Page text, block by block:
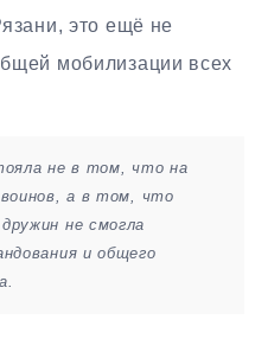
это ещё не
мобилизации всех
не в том, что на
а в том, что
не смогла
и общего